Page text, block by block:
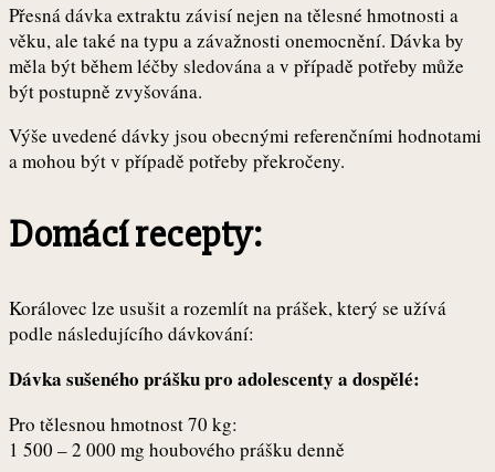
Přesná dávka extraktu závisí nejen na tělesné hmotnosti a
věku, ale také na typu a závažnosti onemocnění. Dávka by
měla být během léčby sledována a v případě potřeby může
být postupně zvyšována.
Výše uvedené dávky jsou obecnými referenčními hodnotami
a mohou být v případě potřeby překročeny.
Domácí recepty:
Korálovec lze usušit a rozemlít na prášek, který se užívá
podle následujícího dávkování:
Dávka sušeného prášku pro adolescenty a dospělé:
Pro tělesnou hmotnost 70 kg:
1 500 – 2 000 mg houbového prášku denně